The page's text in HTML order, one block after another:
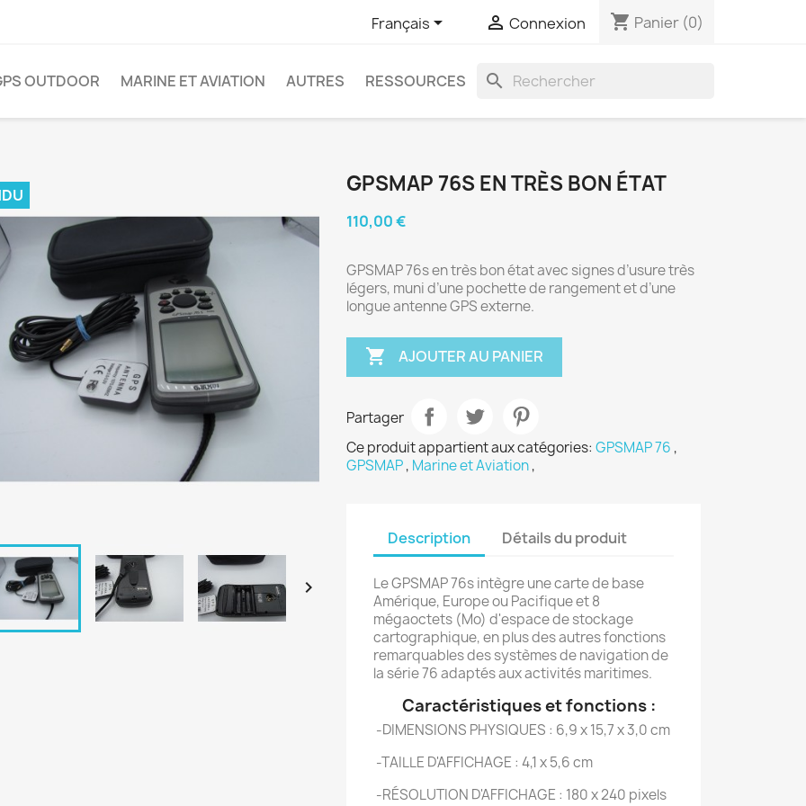
Français  Connexion shopping_cart Panier (0)
OUTDOOR MARINE ET AVIATION AUTRES RESSOURCES search

GPSMAP 76S EN TRÈS BON ÉTAT
110,00 €
GPSMAP 76s en très bon état avec signes d’usure très
légers, muni d’une pochette de rangement et d’une
longue antenne GPS externe.
 AJOUTER AU PANIER
Partager
Ce produit appartient aux catégories:GPSMAP 76 ,
GPSMAP, Marine et Aviation,
Description Détails du produit
Le GPSMAP 76s intègre une carte de base
Amérique, Europe ou Pacifique et 8
mégaoctets (Mo) d'espace de stockage
cartographique, en plus des autres fonctions
remarquables des systèmes de navigation de
la série 76 adaptés aux activités maritimes.
Caractéristiques et fonctions :
-DIMENSIONS PHYSIQUES : 6,9 x 15,7 x 3,0 cm
-TAILLE D'AFFICHAGE : 4,1 x 5,6 cm
-RÉSOLUTION D'AFFICHAGE : 180 x 240 pixels